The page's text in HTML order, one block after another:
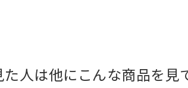
人は他にこんな商品を見